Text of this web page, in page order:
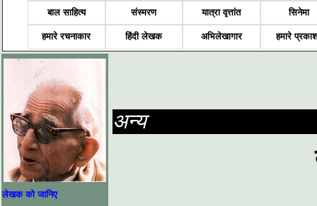
बाल साहित्य संस्मरण यात्रा वृत्तांत सिनेमा
हमारे रचनाकार हिंदी लेखक अभिलेखागार हमारे
लेखक को जानिए
अन्य